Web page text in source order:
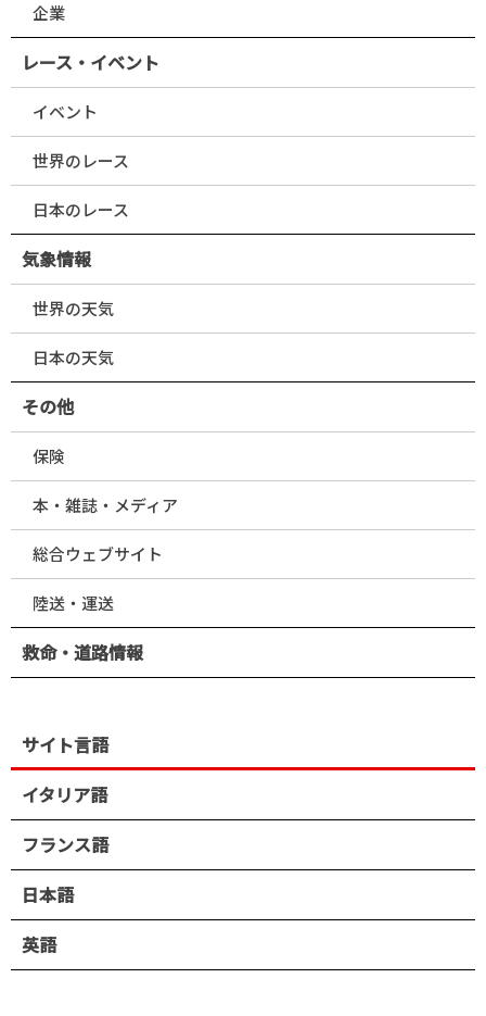
企業
レース・イベント
イベント
世界のレース
日本のレース
気象情報
世界の天気
日本の天気
その他
保険
本・雑誌・メディア
総合ウェブサイト
陸送・運送
救命・道路情報
サイト言語
イタリア語
フランス語
日本語
英語